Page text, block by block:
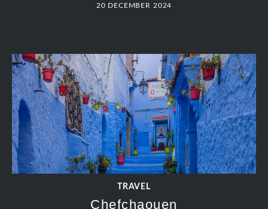
20 DECEMBER 2024
TRAVEL
Chefchaouen